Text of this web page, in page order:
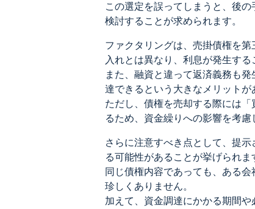
この選定を誤ってしまうと、後
検討することが求められます。
ファクタリングは、売掛債権を
入れとは異なり、利息が発生する
また、融資と違って返済義務も
達できるという大きなメリットが
ただし、債権を売却する際には
るため、資金繰りへの影響を考慮
さらに注意すべき点として、提
る可能性があることが挙げられま
同じ債権内容であっても、ある
珍しくありません。
加えて、資金調達にかかる期間